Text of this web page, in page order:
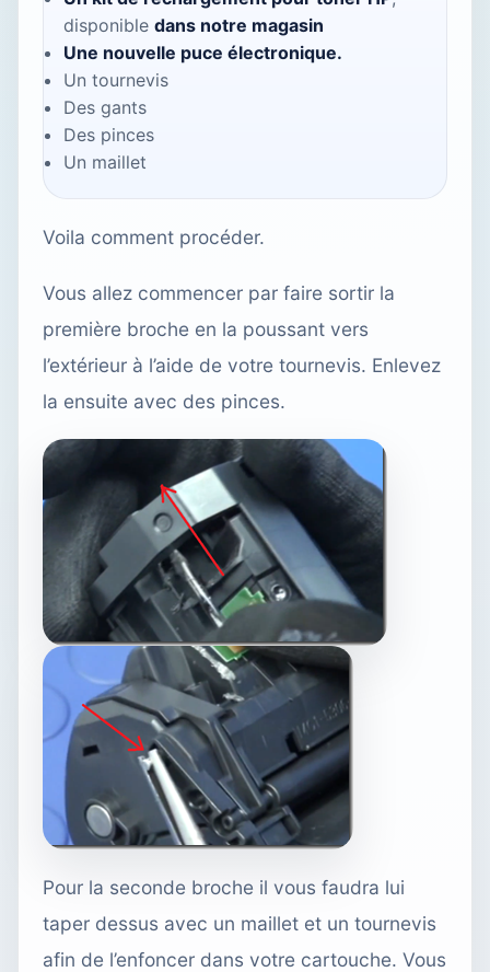
disponible dans notre magasin
Une nouvelle puce électronique.
Un tournevis
Des gants
Des pinces
Un maillet
Voila comment procéder.
Vous allez commencer par faire sortir la
première broche en la poussant vers
l’extérieur à l’aide de votre tournevis. Enlevez
la ensuite avec des pinces.
Pour la seconde broche il vous faudra lui
taper dessus avec un maillet et un tournevis
afin de l’enfoncer dans votre cartouche. Vous